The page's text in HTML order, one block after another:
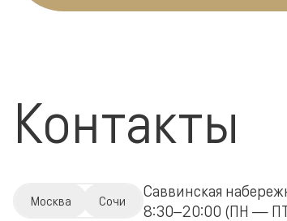
Контакты
Москва Сочи
Саввинская
8:30–20:00 (ПН —